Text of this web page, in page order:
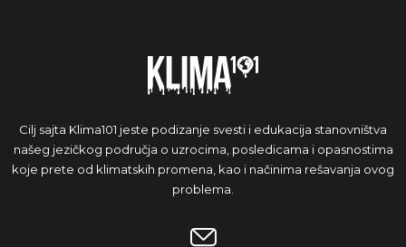
Cilj sajta Klima101 jeste podizanje svesti i edukacija stanovništva
našeg jezičkog područja o uzrocima, posledicama i opasnostima
koje prete od klimatskih promena, kao i načinima rešavanja ovog
problema.